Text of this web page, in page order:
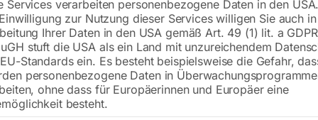
-46%
Services verarbeiten personenbezogene Daten in den
zur Nutzung dieser Services willigen Sie auch
Ihrer Daten in den USA gemäß Art. 49 (1) lit. a
stuft die USA als ein Land mit unzureichendem
Standards ein. Es besteht beispielsweise die Gefahr,
personenbezogene Daten in
ohne dass für Europäerinnen und Europäer eine
besteht.